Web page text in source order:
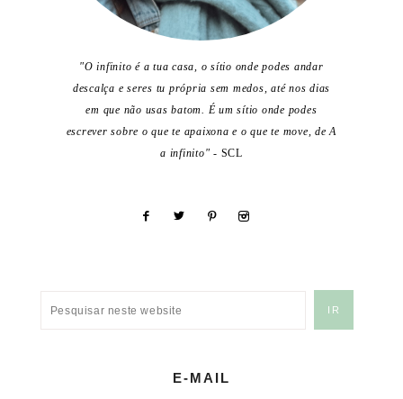
"O infinito é a tua casa, o sítio onde podes andar
descalça e seres tu própria sem medos, até nos dias
em que não usas batom. É um sítio onde podes
escrever sobre o que te apaixona e o que te move, de A
a infinito"- SCL
E-MAIL